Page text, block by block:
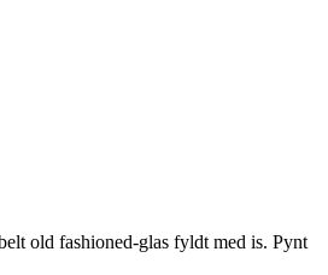
old fashioned-glas fyldt med is. Pynt